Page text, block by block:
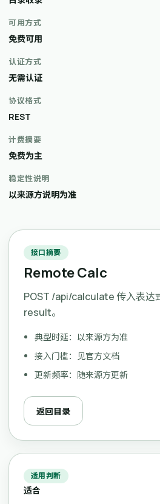
可用方式
免费可用
认证方式
无需认证
协议格式
REST
计费摘要
免费为主
稳定性说明
以来源方说明为准
接口摘要
Remote Calc
POST /api/calculate 传入表达
result。
典型时延：以来源方为准
接入门槛：见官方文档
更新频率：随来源方更新
返回目录
适用判断
适合